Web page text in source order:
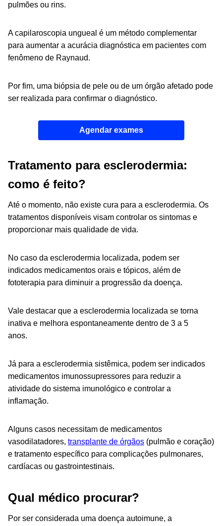
pulmões ou rins.
A capilaroscopia ungueal é um método complementar
para aumentar a acurácia diagnóstica em pacientes com
fenômeno de Raynaud.
Por fim, uma biópsia de pele ou de um órgão afetado pode
ser realizada para confirmar o diagnóstico.
Agendar exames
Tratamento para esclerodermia:
como é feito?
Até o momento, não existe cura para a esclerodermia. Os
tratamentos disponíveis visam controlar os sintomas e
proporcionar mais qualidade de vida.
No caso da esclerodermia localizada, podem ser
indicados medicamentos orais e tópicos, além de
fototerapia para diminuir a progressão da doença.
Vale destacar que a esclerodermia localizada se torna
inativa e melhora espontaneamente dentro de 3 a 5
anos.
Já para a esclerodermia sistêmica, podem ser indicados
medicamentos imunossupressores para reduzir a
atividade do sistema imunológico e controlar a
inflamação.
Alguns casos necessitam de medicamentos
vasodilatadores, transplante de órgãos (pulmão e coração)
e tratamento específico para complicações pulmonares,
cardíacas ou gastrointestinais.
Qual médico procurar?
Por ser considerada uma doença autoimune, a